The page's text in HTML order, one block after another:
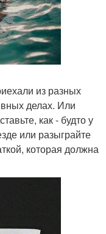
из разных
делах. Или
как - будто у
или разыграйте
которая должна